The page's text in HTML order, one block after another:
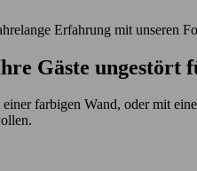
Erfahrung mit unseren
Gäste ungestört
farbigen Wand, oder mit